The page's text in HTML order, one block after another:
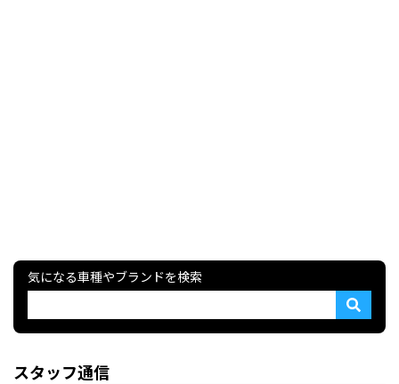
気になる車種やブランドを検索
スタッフ通信